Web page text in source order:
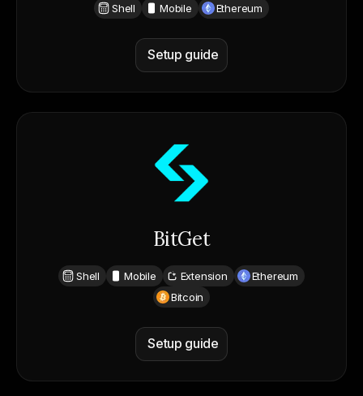
Shell Mobile Ethereum
Setup guide
BitGet
Shell Mobile Extension
Ethereum
Bitcoin
Setup guide